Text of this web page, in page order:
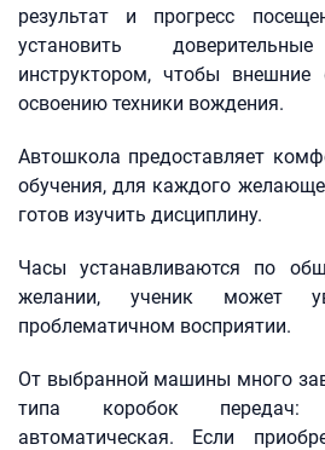
результат и прогресс
установить
инструктором, чтобы
освоению техники вождения.
Автошкола предоставляет
обучения, для каждого
готов изучить дисциплину.
Часы устанавливаются по
желании, ученик может
проблематичном восприятии.
От выбранной машины много
типа коробок передач:
автоматическая. Если